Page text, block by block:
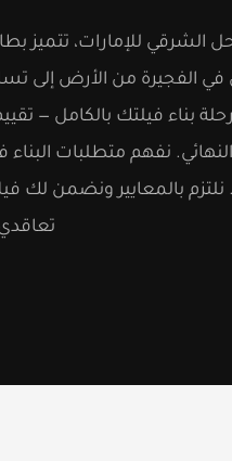
الشرقي للإمارات، تتميز
في الفجيرة من الأرض إلى
بناء فيلتك بالكامل —
نفهم متطلبات
بالمعايير ونضمن لك